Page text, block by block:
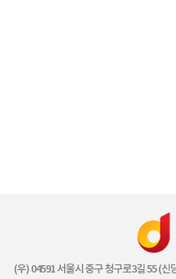
(우) 04591 서울시 중구 청구로3길 55 (